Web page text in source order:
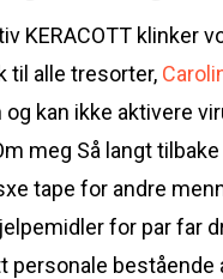
KERACOTT klinker
til alle tresorter,
kan ikke aktivere
meg Så langt
tape for andre
for par far
personale bestående